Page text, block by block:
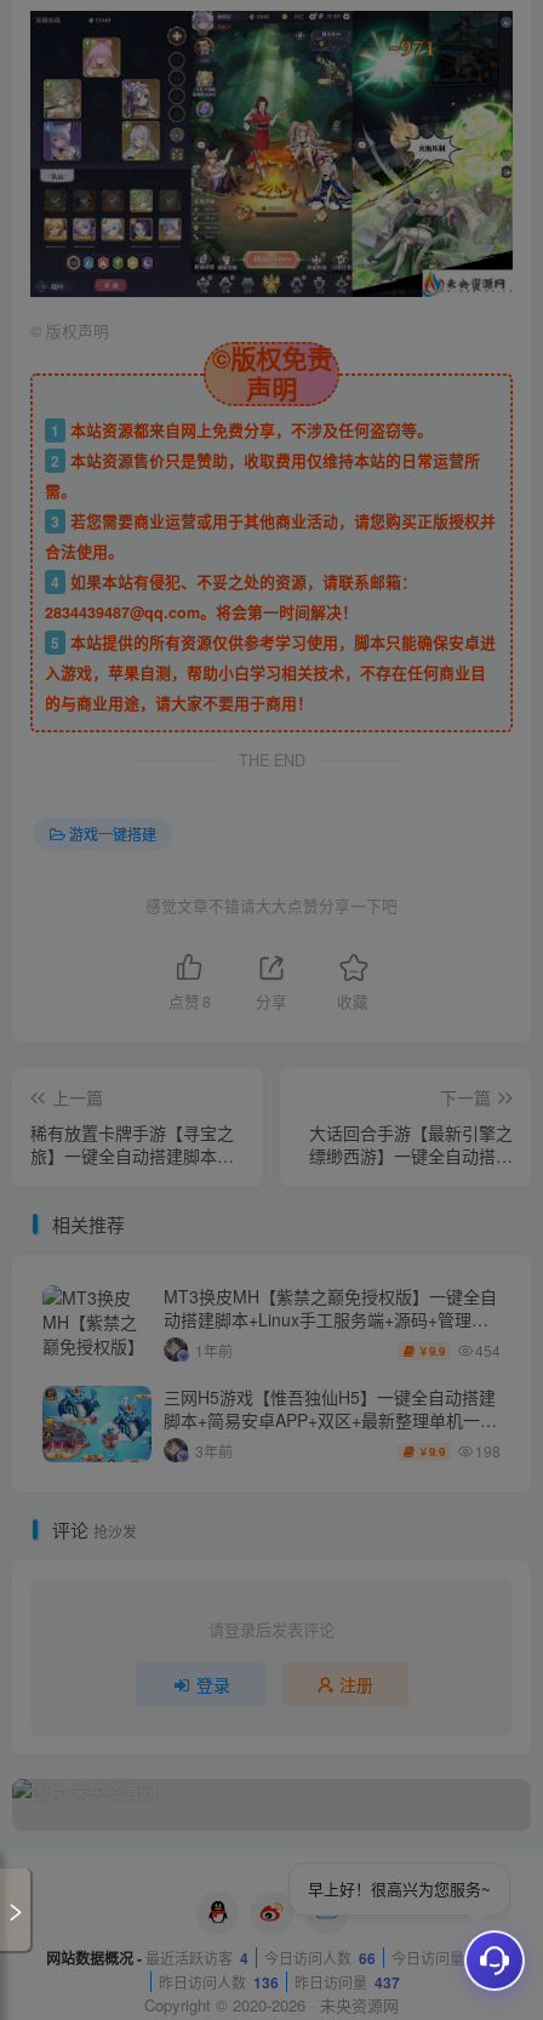
© 版权声明
©版权免责
声明
1
本站资源都来自网上免费分享，不涉及任何盗窃等。
2 本站资源售价只是赞助，收取费用仅维持本站的日常运营所
需。
3 若您需要商业运营或用于其他商业活动，请您购买正版授权并
合法使用。
4 如果本站有侵犯、不妥之处的资源，请联系邮箱：
2834439487@qq.com。将会第一时间解决！
5 本站提供的所有资源仅供参考学习使用，脚本只能确保安卓进
入游戏，苹果自测，帮助小白学习相关技术，不存在任何商业目
的与商业用途，请大家不要用于商用！
THE END
游戏一键搭建
感觉文章不错请大大点赞分享一下吧
点赞 8 分享 收藏
上一篇
稀有放置卡牌手游【寻宝之
旅】一键全自动搭建脚本
建教程
下一篇
大话回合手游【最新引擎之
缥缈西游】一键全自动搭建
相关推荐
MT3换皮MH【紫禁之巅免授权版】一键全自
动搭建脚本+Linux手工服务端+源码+管理后
台+安卓苹果双端+详细搭建教程+视频教程
1年前 ￥9.9 454
三网H5游戏【惟吾独仙H5】一键全自动搭建
脚本+简易安卓APP+双区+最新整理单机一键
即玩镜像端+Linux手工服务端+GM授权后台
+详细搭建教程
3年前 ￥9.9 198
评论 抢沙发
请登录后发表评论
登录 注册
网站数据概况 - 最近活跃访客 4 今日访问人数 66 今日访问量 310
昨日访问人数 136 昨日访问量 437
Copyright © 2020-2026 · 未央资源网
早上好！很高兴为您服务~